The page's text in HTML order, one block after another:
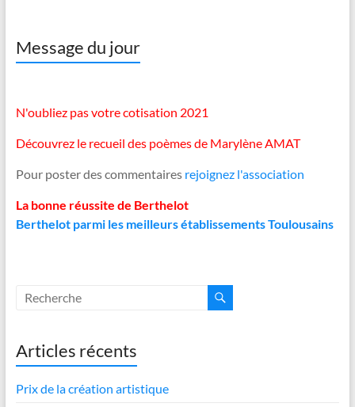
Message du jour
N'oubliez pas votre cotisation 2021
Découvrez le recueil des poèmes de Marylène AMAT
Pour poster des commentaires rejoignez l'association
La bonne réussite de Berthelot
Berthelot parmi les meilleurs établissements Toulousains
Articles récents
Prix de la création artistique